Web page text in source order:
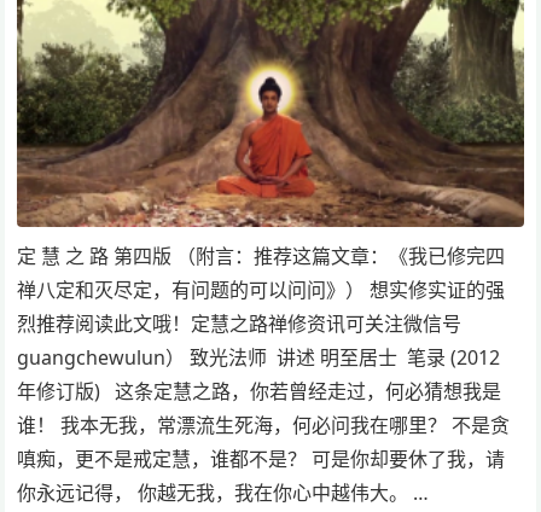
定 慧 之 路 第四版 （附言：推荐这篇文章：《我已修完四
禅八定和灭尽定，有问题的可以问问》） 想实修实证的强
烈推荐阅读此文哦！定慧之路禅修资讯可关注微信号
guangchewulun） 致光法师 讲述 明至居士 笔录 (2012
年修订版) 这条定慧之路，你若曾经走过，何必猜想我是
谁！ 我本无我，常漂流生死海，何必问我在哪里？ 不是贪
嗔痴，更不是戒定慧，谁都不是？ 可是你却要休了我，请
你永远记得， 你越无我，我在你心中越伟大。 …